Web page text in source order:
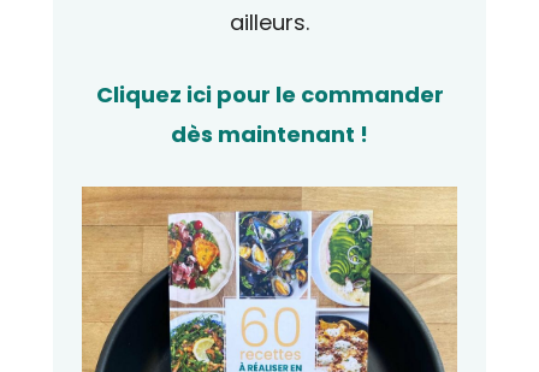
ailleurs.
Cliquez ici pour le commander
dès maintenant !